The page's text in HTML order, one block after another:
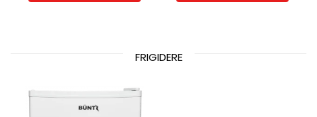
FRIGIDERE